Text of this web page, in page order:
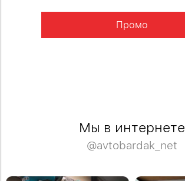
Промо
Мы в интернете
@avtobardak_net